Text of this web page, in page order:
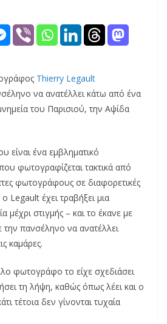
Thierry Legault
να ανατέλλει κάτω από ένα
του Παρισιού, την Αψίδα
είναι ένα εμβληματικό
φωτογραφίζεται τακτικά από
φωτογράφους σε διαφορετικές
Legault έχει τραβήξει μια
μέχρι στιγμής – και το έκανε με
πανσέληνο να ανατέλλει
καμάρες.
φωτογράφο το είχε σχεδιάσει
τη λήψη, καθώς όπως λέει και ο
τέτοια δεν γίνονται τυχαία